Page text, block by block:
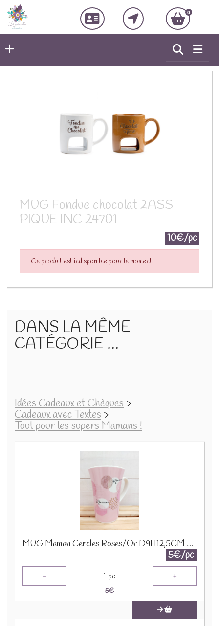
0
MUG Fondue chocolat 2ASS
PIQUE INC 24701
10€/pc
Ce produit est indisponible pour le moment.
DANS LA MÊME
CATÉGORIE ...
Idées Cadeaux et Chèques >
Cadeaux avec Textes >
Tout pour les supers Mamans !
MUG Maman Cercles Roses/Or D9H12,5CM 24321
5€/pc
- 1 pc +
5€